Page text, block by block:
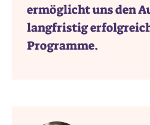
ermöglicht uns den
langfristig
Programme.